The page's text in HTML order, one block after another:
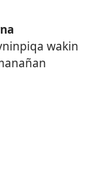
wakin